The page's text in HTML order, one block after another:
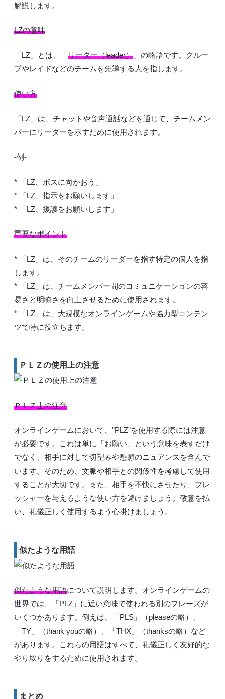
解説します。
LZの意味
「LZ」とは、「リーダー（leader） 」の略語です。グルー
プやレイドなどのチームを先導する人を指します。
使い方
「LZ」は、チャットや音声通話などを通じて、チームメン
バーにリーダーを示すために使用されます。
-例-
* 「LZ、ボスに向かおう」
* 「LZ、指示をお願いします」
* 「LZ、援護をお願いします」
重要なポイント
* 「LZ」は、そのチームのリーダーを指す特定の個人を指
します。
* 「LZ」は、チームメンバー間のコミュニケーションの容
易さと明瞭さを向上させるために使用されます。
* 「LZ」は、大規模なオンラインゲームや協力型コンテン
ツで特に役立ちます。
ＰＬＺの使用上の注意
ＰＬＺ上の注意
オンラインゲームにおいて、”PLZ”を使用する際には注意
が必要です。これは単に「お願い」という意味を表すだけ
でなく、相手に対して切望みや懇願のニュアンスを含んで
います。そのため、文脈や相手との関係性を考慮して使用
することが大切です。また、相手を不快にさせたり、プレ
ッシャーを与えるような使い方を避けましょう。敬意を払
い、礼儀正しく使用するよう心掛けましょう。
似たような用語
似たような用語について説明します。オンラインゲームの
世界では、「PLZ」に近い意味で使われる別のフレーズが
いくつかあります。例えば、「PLS」（pleaseの略）、
「TY」（thank youの略）、「THX」（thanksの略）など
があります。これらの用語はすべて、礼儀正しく友好的な
やり取りをするために使用されます。
まとめ